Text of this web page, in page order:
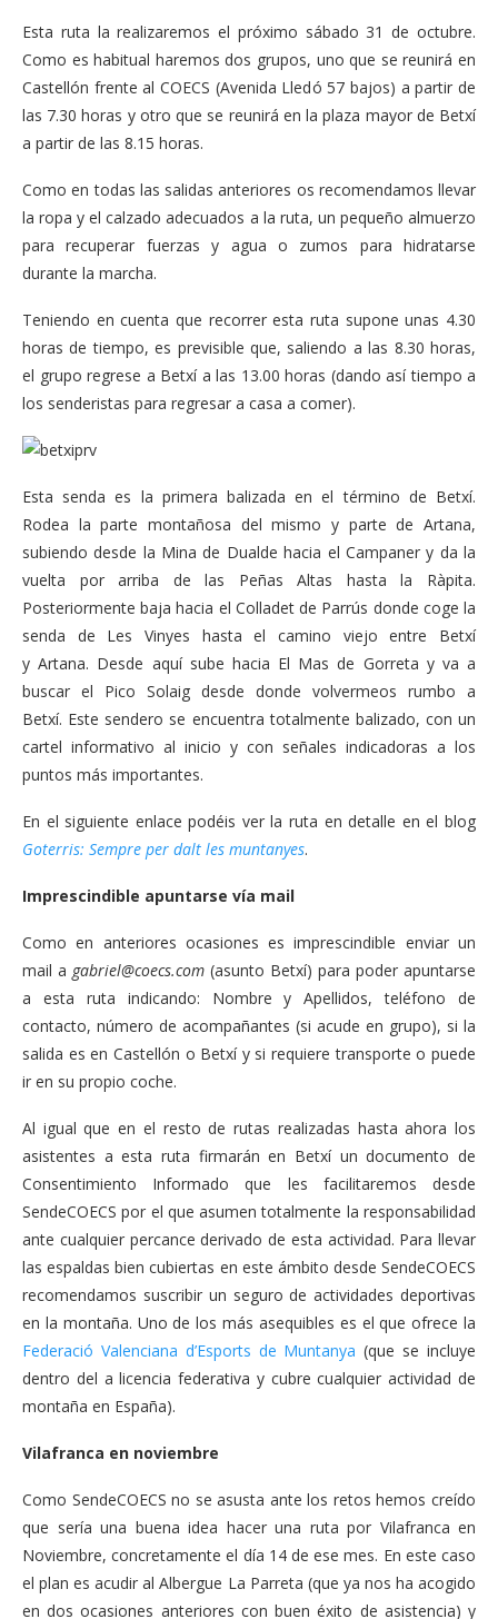
Esta ruta la realizaremos el próximo sábado 31 de octubre.
Como es habitual haremos dos grupos, uno que se reunirá en
Castellón frente al COECS (Avenida Lledó 57 bajos) a partir de
las 7.30 horas y otro que se reunirá en la plaza mayor de Betxí
a partir de las 8.15 horas.
Como en todas las salidas anteriores os recomendamos llevar
la ropa y el calzado adecuados a la ruta, un pequeño almuerzo
para recuperar fuerzas y agua o zumos para hidratarse
durante la marcha.
Teniendo en cuenta que recorrer esta ruta supone unas 4.30
horas de tiempo, es previsible que, saliendo a las 8.30 horas,
el grupo regrese a Betxí a las 13.00 horas (dando así tiempo a
los senderistas para regresar a casa a comer).
Esta senda es la primera balizada en el término de Betxí.
Rodea la parte montañosa del mismo y parte de Artana,
subiendo desde la Mina de Dualde hacia el Campaner y da la
vuelta por arriba de las Peñas Altas hasta la Ràpita.
Posteriormente baja hacia el Colladet de Parrús donde coge la
senda de Les Vinyes hasta el camino viejo entre Betxí
y Artana. Desde aquí sube hacia El Mas de Gorreta y va a
buscar el Pico Solaig desde donde volvermeos rumbo a
Betxí. Este sendero se encuentra totalmente balizado, con un
cartel informativo al inicio y con señales indicadoras a los
puntos más importantes.
En el siguiente enlace podéis ver la ruta en detalle en el blog
Goterris: Sempre per dalt les muntanyes.
Imprescindible apuntarse vía mail
Como en anteriores ocasiones es imprescindible enviar un
mail a gabriel@coecs.com (asunto Betxí) para poder apuntarse
a esta ruta indicando: Nombre y Apellidos, teléfono de
contacto, número de acompañantes (si acude en grupo), si la
salida es en Castellón o Betxí y si requiere transporte o puede
ir en su propio coche.
Al igual que en el resto de rutas realizadas hasta ahora los
asistentes a esta ruta firmarán en Betxí un documento de
Consentimiento Informado que les facilitaremos desde
SendeCOECS por el que asumen totalmente la responsabilidad
ante cualquier percance derivado de esta actividad. Para llevar
las espaldas bien cubiertas en este ámbito desde SendeCOECS
recomendamos suscribir un seguro de actividades deportivas
en la montaña. Uno de los más asequibles es el que ofrece la
Federació Valenciana d’Esports de Muntanya (que se incluye
dentro del a licencia federativa y cubre cualquier actividad de
montaña en España).
Vilafranca en noviembre
Como SendeCOECS no se asusta ante los retos hemos creído
que sería una buena idea hacer una ruta por Vilafranca en
Noviembre, concretamente el día 14 de ese mes. En este caso
el plan es acudir al Albergue La Parreta (que ya nos ha acogido
en dos ocasiones anteriores con buen éxito de asistencia) y